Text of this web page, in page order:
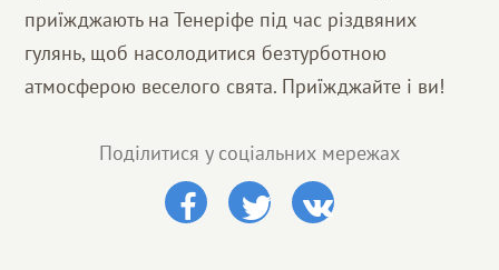
приїжджають на Тенеріфе під час різдвяних
гулянь, щоб насолодитися безтурботною
атмосферою веселого свята. Приїжджайте і ви!
Поділитися у соціальних мережах